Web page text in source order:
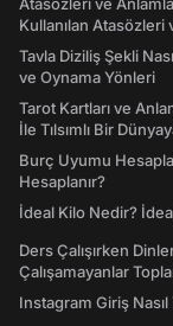
Kullanılan Atasözleri
Tavla Diziliş Şekli
ve Oynama Yönleri
Tarot Kartları ve
İle Tılsımlı Bir
Burç Uyumu
Hesaplanır?
İdeal Kilo Nedir?
Ders Çalışırken
Çalışamayanlar
Instagram Giriş